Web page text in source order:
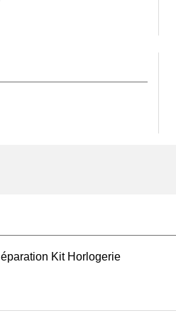
esthétique
au fil du temps, il
du verre pendant
ou la manipulation
dans notre
Kit Horlogerie